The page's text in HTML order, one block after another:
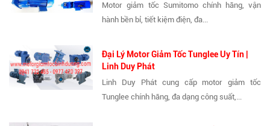
Motor giảm tốc Sumitomo chính hãng, vận
hành bền bỉ, tiết kiệm điện, đa...
Đại Lý Motor Giảm Tốc Tunglee Uy Tín |
Linh Duy Phát
Linh Duy Phát cung cấp motor giảm tốc
Tunglee chính hãng, đa dạng công suất,...